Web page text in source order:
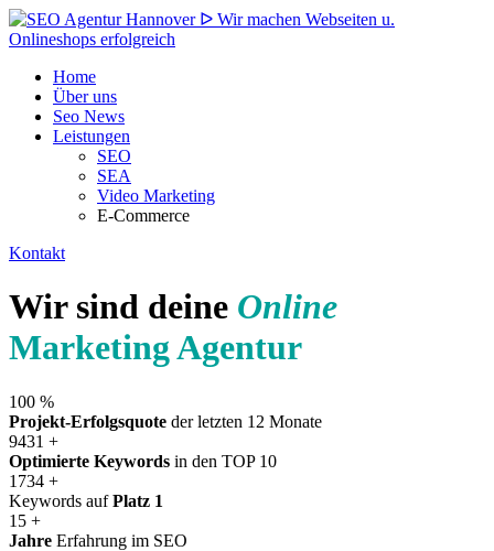
Home
Über uns
Seo News
Leistungen
SEO
SEA
Video Marketing
E-Commerce
Kontakt
Wir sind deine Online
Marketing Agentur
100 %
Projekt-Erfolgsquote der letzten 12 Monate
9431 +
Optimierte Keywords in den TOP 10
1734 +
Keywords aufPlatz 1
15 +
Jahre Erfahrung im SEO